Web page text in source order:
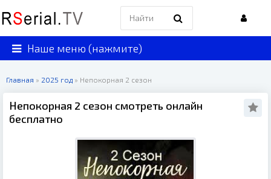
Наше меню (нажмите)
Главная » 2025 год » Непокорная 2 сезон
Непокорная 2 сезон смотреть онлайн
бесплатно